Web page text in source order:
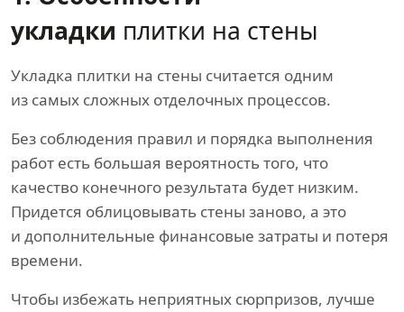
укладки плитки на стены
Укладка плитки на стены считается одним
из самых сложных отделочных процессов.
Без соблюдения правил и порядка выполнения
работ есть большая вероятность того, что
качество конечного результата будет низким.
Придется облицовывать стены заново, а это
и дополнительные финансовые затраты и потеря
времени.
Чтобы избежать неприятных сюрпризов, лучше